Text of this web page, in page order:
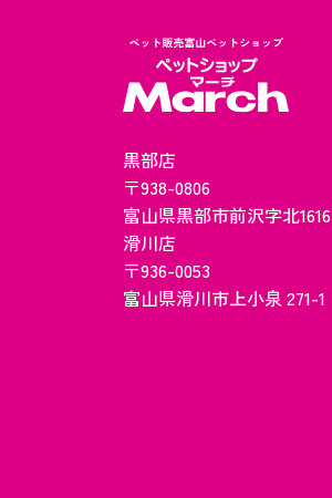
黒部店
〒938-0806
​​​​​​​富山県黒部市前沢字北1616​​​​​​​
滑川店
〒936-0053
​​​​​​​富山県滑川市上小泉 271-1